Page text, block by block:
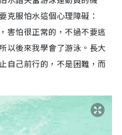
克服怕水這個心理障礙：
害怕很正常的，不過不要逃
以後來我學會了游泳。長大
自己前行的，不是困難，而